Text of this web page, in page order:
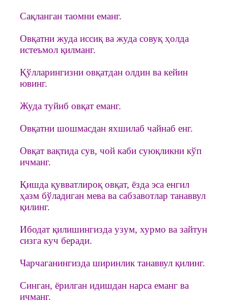
Сақланган таомни еманг.
Овқатни жуда иссиқ ва жуда совуқ ҳолда
истеъмол қилманг.
Қўлларингизни овқатдан олдин ва кейин
ювинг.
Жуда туйиб овқат еманг.
Овқатни шошмасдан яхшилаб чайнаб енг.
Овқат вақтида сув, чой каби суюқликни кўп
ичманг.
Қишда қувватлироқ овқат, ёзда эса енгил
ҳазм бўладиган мева ва сабзавотлар танаввул
қилинг.
Ибодат қилишингизда узум, хурмо ва зайтун
сизга куч беради.
Чарчаганингизда ширинлик танаввул қилинг.
Синган, ёрилган идишдан нарса еманг ва
ичманг.